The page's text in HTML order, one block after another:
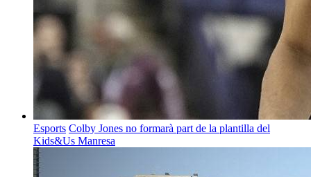
Esports Colby Jones no formarà part de la plantilla del
Kids&Us Manresa